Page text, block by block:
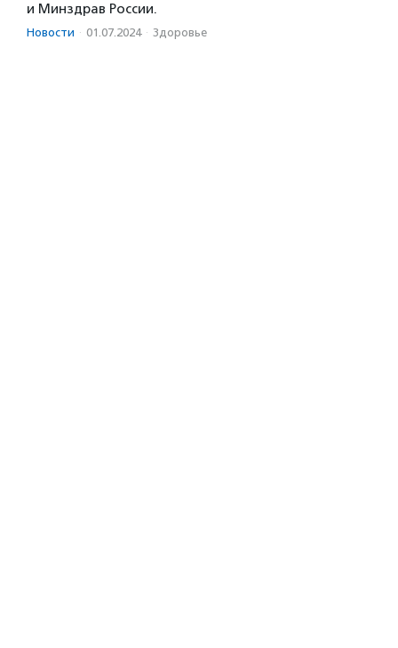
и Минздрав России.
Новости · 01.07.2024 · Здоровье